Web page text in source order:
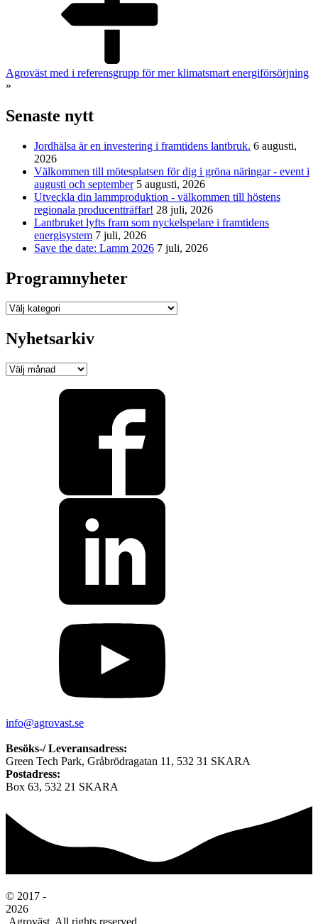
Agroväst med i referensgrupp för mer klimatsmart energiförsörjning
»
Senaste nytt
Jordhälsa är en investering i framtidens lantbruk. 6 augusti,
2026
Välkommen till mötesplatsen för dig i gröna näringar - event i
augusti och september 5 augusti, 2026
Utveckla din lammproduktion - välkommen till höstens
regionala producentträffar! 28 juli, 2026
Lantbruket lyfts fram som nyckelspelare i framtidens
energisystem 7 juli, 2026
Save the date: Lamm 2026 7 juli, 2026
Programnyheter
Programnyheter
Nyhetsarkiv
Nyhetsarkiv
info@agrovast.se
Besöks-/ Leveransadress:
Green Tech Park, Gråbrödragatan 11, 532 31 SKARA
Postadress:
Box 63, 532 21 SKARA
© 2017 -
2026